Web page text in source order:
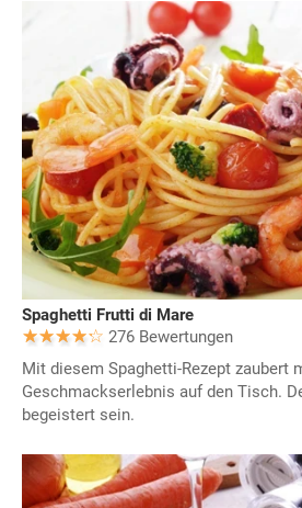
Spaghetti Frutti di Mare
276 Bewertungen
Mit diesem Spaghetti-Rezept zaubert
Geschmackserlebnis auf den Tisch.
begeistert sein.